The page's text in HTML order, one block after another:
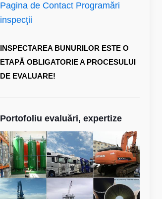
Pagina de Contact Programări
inspecţii
INSPECTAREA BUNURILOR ESTE O
ETAPĂ OBLIGATORIE A PROCESULUI
DE EVALUARE!
Portofoliu evaluări, expertize